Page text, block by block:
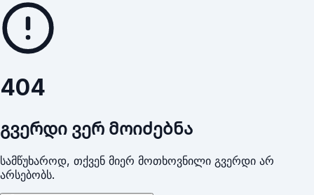
404
გვერდი ვერ მოიძებნა
სამწუხაროდ, თქვენ მიერ მოთხოვნილი გვერდი არ
არსებობს.